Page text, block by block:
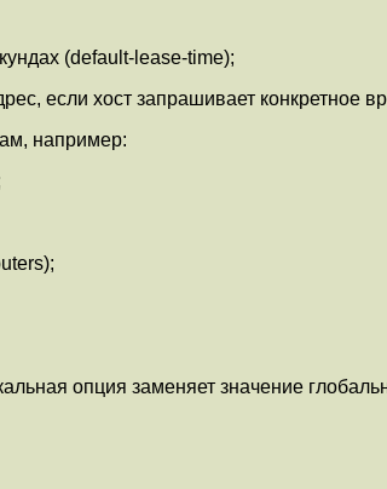
(default-lease-time);
если хост запрашивает конкретное
например:
опция заменяет значение